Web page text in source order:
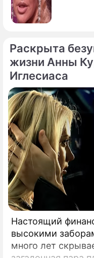
Раскрыта
жизни Анны
Иглесиаса
Настоящий
высокими
много лет